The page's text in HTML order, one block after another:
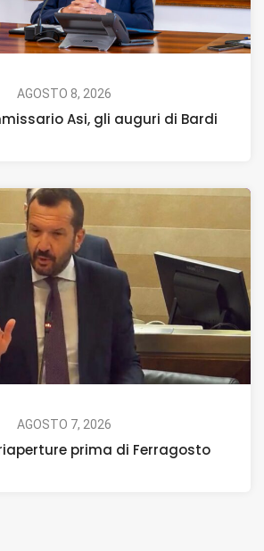
AGOSTO 8, 2026
Asi, gli auguri di Bardi
AGOSTO 7, 2026
prima di Ferragosto